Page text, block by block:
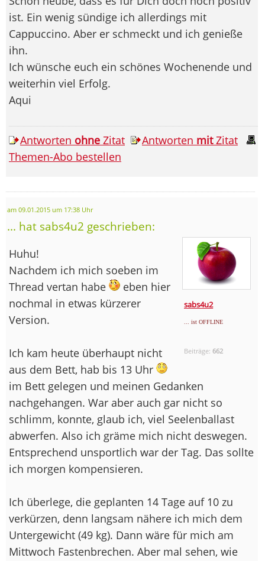
ist. Ein wenig sündige ich allerdings mit
Cappuccino. Aber er schmeckt und ich genieße
ihn.
Ich wünsche euch ein schönes Wochenende und
weiterhin viel Erfolg.
Aqui
Antworten ohne Zitat Antworten mitZitat
Themen-Abo bestellen
am 09.01.2015 um 17:38 Uhr
... hat sabs4u2 geschrieben:
sabs4u2
... ist OFFLINE
Beiträge:662
Huhu!
Nachdem ich mich soeben im
Thread vertan habe
eben hier
nochmal in etwas kürzerer
Version.
Ich kam heute überhaupt nicht
aus dem Bett, hab bis 13 Uhr
im Bett gelegen und meinen Gedanken
nachgehangen. War aber auch gar nicht so
schlimm, konnte, glaub ich, viel Seelenballast
abwerfen. Also ich gräme mich nicht deswegen.
Entsprechend unsportlich war der Tag. Das sollte
ich morgen kompensieren.
Ich überlege, die geplanten 14 Tage auf 10 zu
verkürzen, denn langsam nähere ich mich dem
Untergewicht (49 kg). Dann wäre für mich am
Mittwoch Fastenbrechen. Aber mal sehen, wie